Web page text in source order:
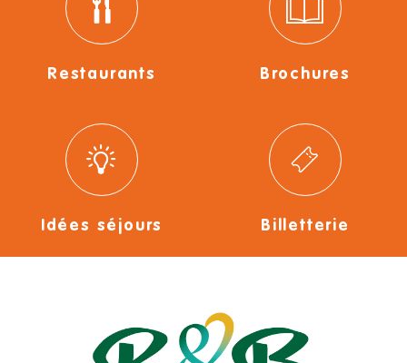
Restaurants Brochures
Idées séjours Billetterie